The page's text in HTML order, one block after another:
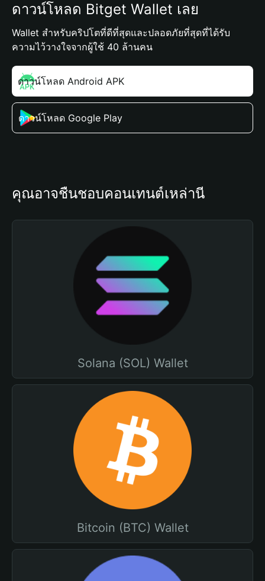
ดาวน์โหลด Bitget Wallet เลย
Wallet สำหรับคริปโตที่ดีที่สุดและปลอดภัยที่สุดที่ได้รับ
ความไว้วางใจจากผู้ใช้ 40 ล้านคน
ดาวน์โหลด Android APK
ดาวน์โหลด Google Play
คุณอาจชื่นชอบคอนเทนต์เหล่านี้
Solana (SOL) Wallet
Bitcoin (BTC) Wallet